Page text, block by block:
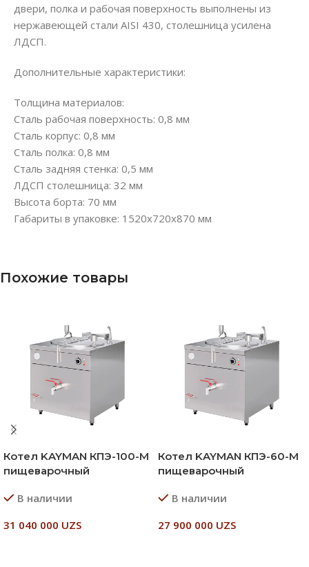
двери, полка и рабочая поверхность выполнены из
нержавеющей стали AISI 430, столешница усилена
ЛДСП.
Дополнительные характеристики:
Толщина материалов:
Сталь рабочая поверхность: 0,8 мм
Сталь корпус: 0,8 мм
Сталь полка: 0,8 мм
Сталь задняя стенка: 0,5 мм
ЛДСП столешница: 32 мм
Высота борта: 70 мм
Габариты в упаковке: 1520х720х870 мм
Похожие товары
Котел KAYMAN КПЭ-100-М
пищеварочный
В наличии
31 040 000 UZS
Котел KAYMAN КПЭ-60-М
пищеварочный
В наличии
27 900 000 UZS